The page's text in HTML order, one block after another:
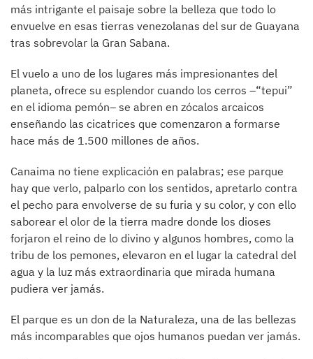
más intrigante el paisaje sobre la belleza que todo lo
envuelve en esas tierras venezolanas del sur de Guayana
tras sobrevolar la Gran Sabana.
El vuelo a uno de los lugares más impresionantes del
planeta, ofrece su esplendor cuando los cerros –“tepui”
en el idioma pemón– se abren en zócalos arcaicos
enseñando las cicatrices que comenzaron a formarse
hace más de 1.500 millones de años.
Canaima no tiene explicación en palabras; ese parque
hay que verlo, palparlo con los sentidos, apretarlo contra
el pecho para envolverse de su furia y su color, y con ello
saborear el olor de la tierra madre donde los dioses
forjaron el reino de lo divino y algunos hombres, como la
tribu de los pemones, elevaron en el lugar la catedral del
agua y la luz más extraordinaria que mirada humana
pudiera ver jamás.
El parque es un don de la Naturaleza, una de las bellezas
más incomparables que ojos humanos puedan ver jamás.